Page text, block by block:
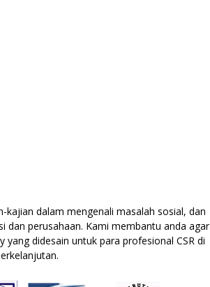
dalam mengenali masalah sosial, dan
dan perusahaan. Kami membantu anda agar
didesain untuk para profesional CSR di